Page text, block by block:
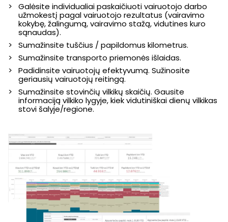
Galėsite individualiai paskaičiuoti vairuotojo darbo
užmokestį pagal vairuotojo rezultatus (vairavimo
kokybę, žalingumą, vairavimo stažą, vidutines kuro
sąnaudas).
Sumažinsite tuščius / papildomus kilometrus.
Sumažinsite transporto priemonės išlaidas.
Padidinsite vairuotojų efektyvumą. Sužinosite
geriausių vairuotojų reitingą.
Sumažinsite stovinčių vilkikų skaičių. Gausite
informaciją vilkiko lygyje, kiek vidutiniškai dienų vilkikas
stovi šalyje/regione.